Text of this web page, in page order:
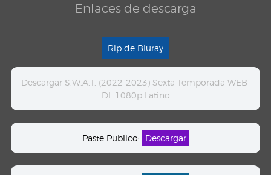
Enlaces de descarga
Rip de Bluray
Descargar S.W.A.T. (2022-2023) Sexta Temporada WEB-
DL 1080p Latino
Paste Publico: Descargar